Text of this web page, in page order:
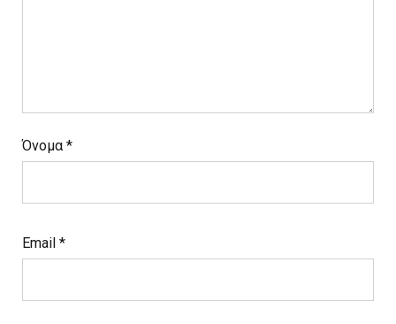
Όνομα *
Email *